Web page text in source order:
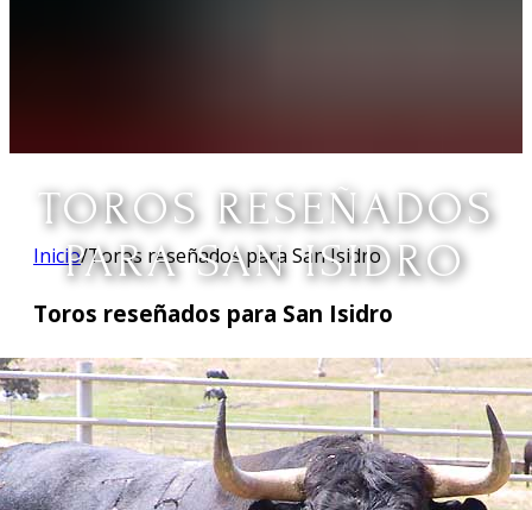
TOROS RESEÑADOS
PARA SAN ISIDRO
Inicio/Toros reseñados para San Isidro
Toros reseñados para San Isidro